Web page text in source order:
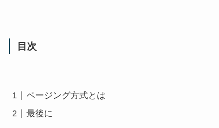
目次
ページング方式とは
最後に